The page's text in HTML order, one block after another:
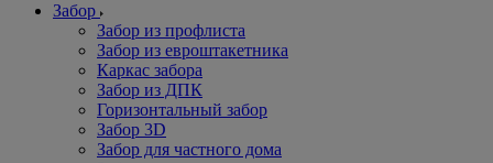
Забор
Забор из профлиста
Забор из евроштакетника
Каркас забора
Забор из ДПК
Горизонтальный забор
Забор 3D
Забор для частного дома